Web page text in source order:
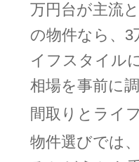
万円台が主流
の物件なら、
イフスタイル
相場を事前に
間取りとライ
物件選びでは